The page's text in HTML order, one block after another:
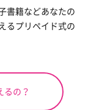
書籍などあなたの
るプリペイド式の
るの？